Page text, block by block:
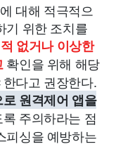
대해 적극적으
기 위한 조치를
없거나 이상한
확인을 위해 해당
다고 권장한다.
원격제어 앱을
주의하라는 점
피싱을 예방하는